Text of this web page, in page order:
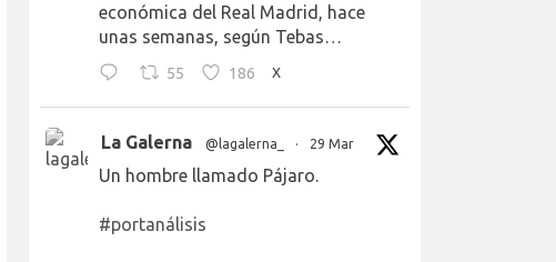
económica del Real Madrid, hace
unas semanas, según Tebas…
55 186 X
La Galerna @lagalerna_ · 29 Mar
Un hombre llamado Pájaro.
#portanálisis